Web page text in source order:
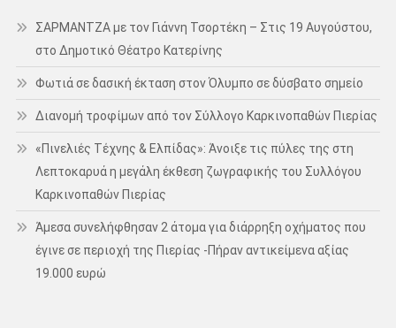
ΣΑΡΜΑΝΤΖΑ με τον Γιάννη Τσορτέκη – Στις 19 Αυγούστου,
στο Δημοτικό Θέατρο Κατερίνης
Φωτιά σε δασική έκταση στον Όλυμπο σε δύσβατο σημείο
Διανομή τροφίμων από τον Σύλλογο Καρκινοπαθών Πιερίας
«Πινελιές Τέχνης & Ελπίδας»: Άνοιξε τις πύλες της στη
Λεπτοκαρυά η μεγάλη έκθεση ζωγραφικής του Συλλόγου
Καρκινοπαθών Πιερίας
Άμεσα συνελήφθησαν 2 άτομα για διάρρηξη οχήματος που
έγινε σε περιοχή της Πιερίας -Πήραν αντικείμενα αξίας
19.000 ευρώ